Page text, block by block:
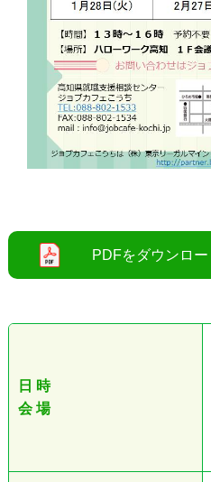
日 時
会 場